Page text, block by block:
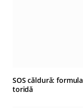
SOS căldură:
toridă